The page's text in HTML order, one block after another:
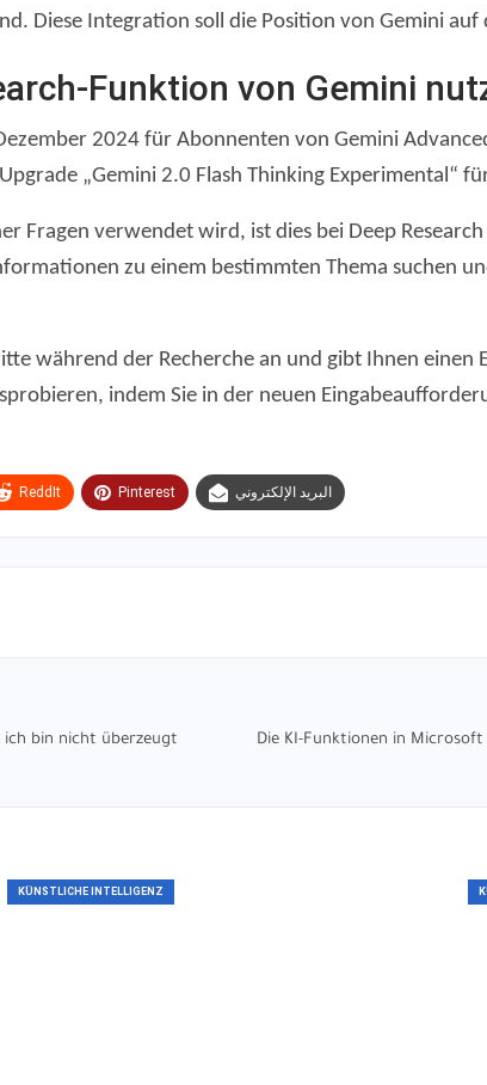
Diese Integration soll die Position von Gemini
Funktion von Gemini
2024 für Abonnenten von Gemini
„Gemini 2.0 Flash Thinking Experimental“
verwendet wird, ist dies bei Deep Research
zu einem bestimmten Thema suchen
während der Recherche an und gibt Ihnen einen
indem Sie in der neuen
ReddIt Pinterest البريد الإلكتروني
ich bin nicht überzeugt
Die KI-Funktionen in
KÜNSTLICHE INTELLIGENZ